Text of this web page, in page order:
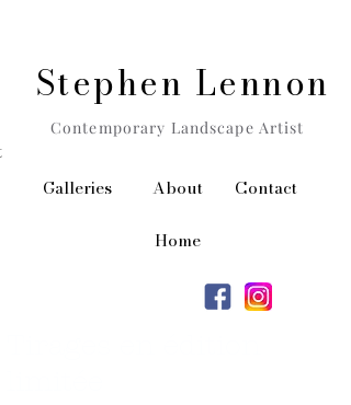
Stephen Lennon
Contemporary Landscape Artist
Galleries About Contact
Home